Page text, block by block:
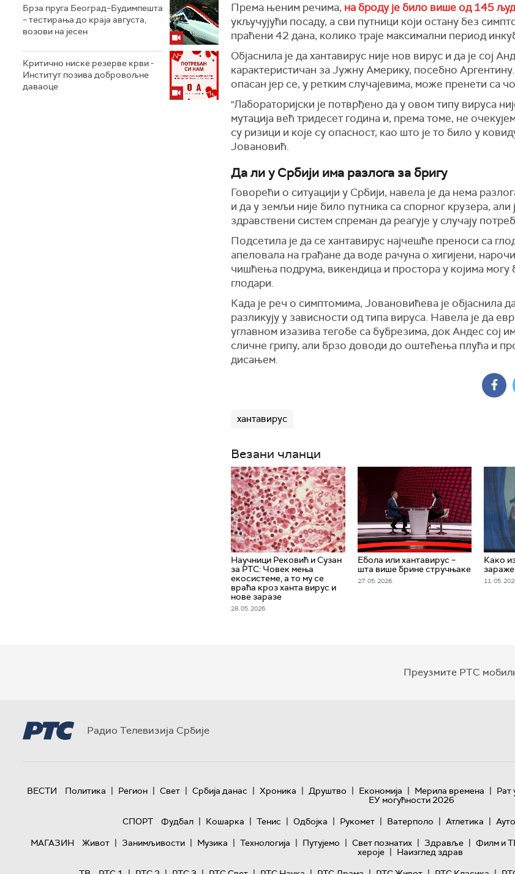
Брза пруга Београд–Будимпешта
– тестирања до краја августа,
возови на јесен
Критично ниске резерве крви -
Институт позива добровољне
даваоце
Према њеним речима, на броду је било више од 145
укључујући посаду, а сви путници који остану без
праћени 42 дана, колико траје максимални период
Објаснила је да хантавирус није нов вирус и да је сој
карактеристичан за Јужну Америку, посебно Аргентину.
опасан јер се, у ретким случајевима, може пренети са
"Лабораторијски је потврђено да у овом типу вируса
мутација већ тридесет година и, према томе, не
су ризици и које су опасност, као што је то било у
Јовановић.
Да ли у Србији има разлога за бригу
Говорећи о ситуацији у Србији, навела је да нема
и да у земљи није било путника са спорног крузера, али
здравствени систем спреман да реагује у случају
Подсетила је да се хантавирус најчешће преноси са
апеловала на грађане да воде рачуна о хигијени,
чишћења подрума, викендица и простора у којима могу
глодари.
Када је реч о симптомима, Јовановићева је објаснила
разликују у зависности од типа вируса. Навела је да
углавном изазива тегобе са бубрезима, док Андес сој
сличне грипу, али брзо доводи до оштећења плућа и
дисањем.
хантавирус
Везани чланци
Научници Рековић и Сузан
за РТС: Човек мења
екосистеме, а то му се
враћа кроз ханта вирус и
нове заразе
28. 05. 2026.
Ебола или хантавирус –
шта више брине стручњаке
27. 05. 2026.
Како
11. 05.
Преузмите РТС
Радио Телевизија Србије
ВЕСТИ Политика | Регион | Свет | Србија данас | Хроника | Друштво | Економија | Мерила времена | Рат
ЕУ могућности 2026
СПОРТ
Фудбал | Кошарка | Тенис | Одбојка | Рукомет | Ватерполо | Атлетика |
МАГАЗИН
Живот | Занимљивости | Музика | Технологијa | Путујемо | Свет познатих | Здравље | Филм и
хероје | Наизглед здрав